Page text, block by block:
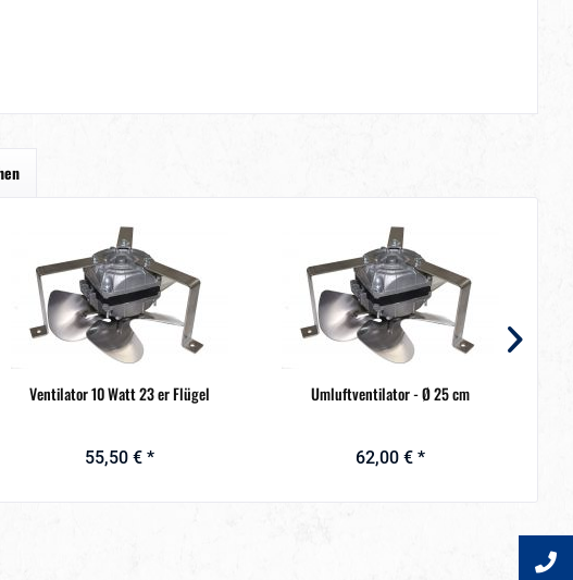
Ventilator 10 Watt 23 er Flügel
55,50 € *
Umluftventilator - Ø 25 cm
62,00 € *